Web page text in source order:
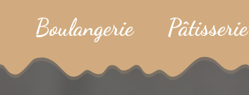
Boulangerie Pâtisserie